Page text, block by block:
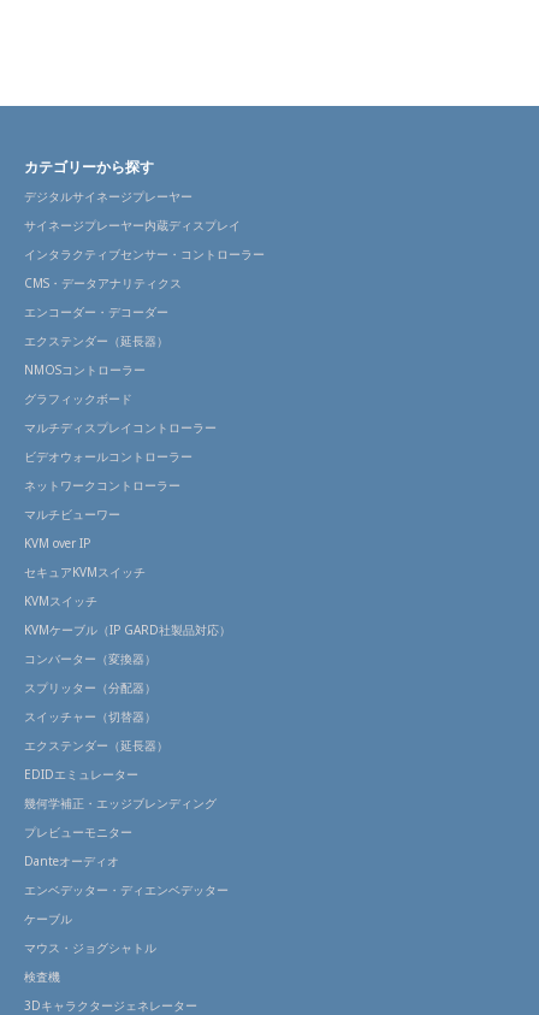
カテゴリーから探す
デジタルサイネージプレーヤー
サイネージプレーヤー内蔵ディスプレイ
インタラクティブセンサー・コントローラー
CMS・データアナリティクス
エンコーダー・デコーダー
エクステンダー（延長器）
NMOSコントローラー
グラフィックボード
マルチディスプレイコントローラー
ビデオウォールコントローラー
ネットワークコントローラー
マルチビューワー
KVM over IP
セキュアKVMスイッチ
KVMスイッチ
KVMケーブル（IP GARD社製品対応）
コンバーター（変換器）
スプリッター（分配器）
スイッチャー（切替器）
エクステンダー（延長器）
EDIDエミュレーター
幾何学補正・エッジブレンディング
プレビューモニター
Danteオーディオ
エンベデッター・ディエンベデッター
ケーブル
マウス・ジョグシャトル
検査機
3Dキャラクタージェネレーター